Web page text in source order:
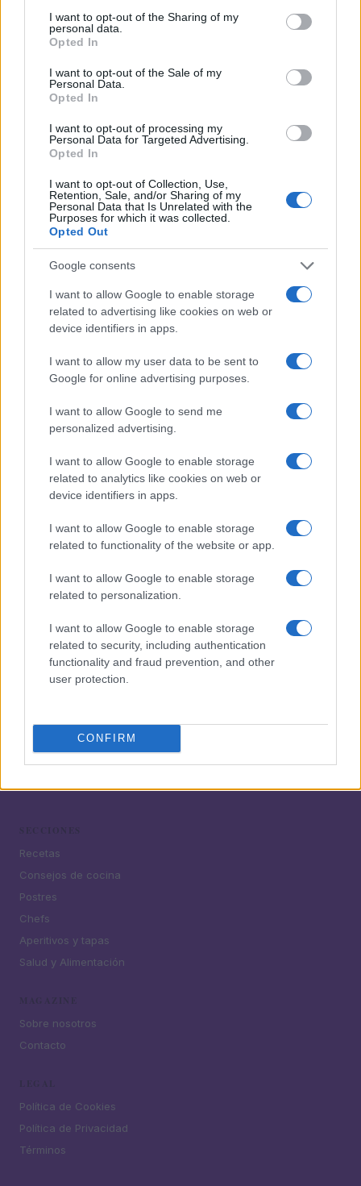
not limited to your visit or usage behaviour. You may click to
grant or deny consent to Google and its third-party tags to
use your data for below specified purposes in below Google
consent section.
I want to opt-out of the Sharing of my
personal data.
Opted In
I want to opt-out of the Sale of my
Personal Data.
Opted In
I want to opt-out of processing my
Personal Data for Targeted Advertising.
Opted In
I want to opt-out of Collection, Use,
Retention, Sale, and/or Sharing of my
Personal Data that Is Unrelated with the
Purposes for which it was collected.
Opted Out
Google consents
I want to allow Google to enable storage
related to advertising like cookies on web or
device identifiers in apps.
I want to allow my user data to be sent to
Google for online advertising purposes.
I want to allow Google to send me
personalized advertising.
I want to allow Google to enable storage
related to analytics like cookies on web or
device identifiers in apps.
I want to allow Google to enable storage
related to functionality of the website or app.
I want to allow Google to enable storage
related to personalization.
I want to allow Google to enable storage
related to security, including authentication
functionality and fraud prevention, and other
user protection.
CONFIRM
Plan de comidas semanal con recetas rápidas y
económicas
RECETAS
Aguacate en la cocina: 10 recetas rápidas y deliciosas
Lucía Fernández · 4 Ago 2026
Cómo lograr pechuga de pollo jugosa con técnicas
Filete de cerdo con mantequilla de hierbas: una delicia
jugosa
Cómo preparar Ragú de cordero con harissa
Prepara un estofado de pollo de verano
¿Tienes hambre? Recetas, consejos de cocina y guías
Recetas
Consejos de cocina
Postres
Chefs
Aperitivos y tapas
Salud y Alimentación
Sobre nosotros
Contacto
Política de Cookies
Política de Privacidad
Términos